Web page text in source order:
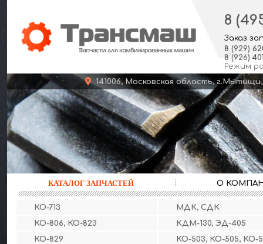
8
Заказ
8 (929)
8 (926)
Режим
141006, Московская область,
КАТАЛОГ ЗАПЧАСТЕЙ О
КО-713
МДК, СДК
КО-806, КО-823
КДМ-130, ЭД-405
КО-829
КО-503, КО-505, КО-